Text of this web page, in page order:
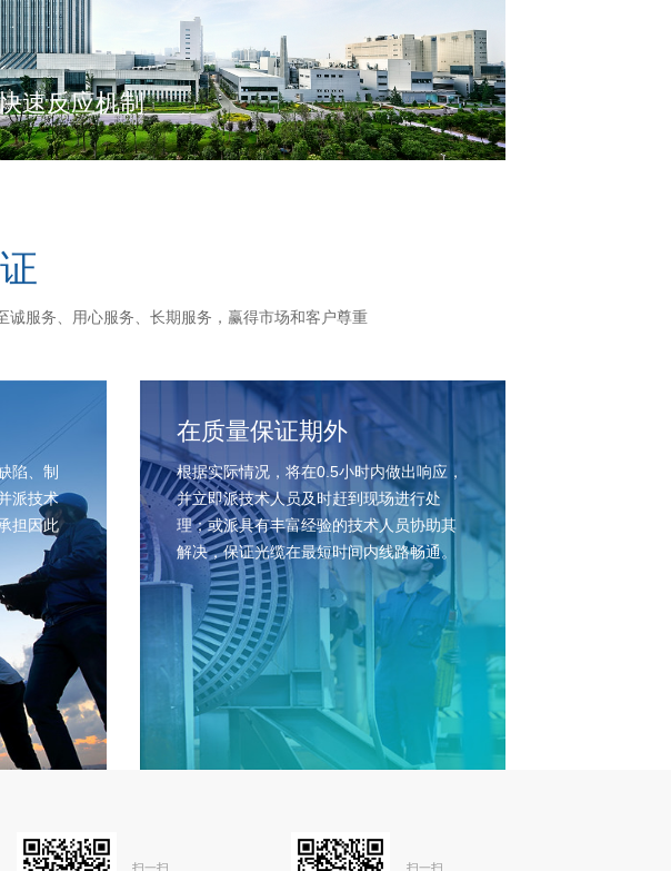
速反应机制
费上门服务：提供7*24小时技术支持，并能及时向客户提供各
所需的备品备件。
服务、用心服务、长期服务，赢得市场和客户尊重
陷、制
派技术
担因此
在质量保证期外
根据实际情况，将在0.5小时内做出响应，
并立即派技术人员及时赶到现场进行处
理；或派具有丰富经验的技术人员协助其
解决，保证光缆在最短时间内线路畅通。
扫一扫 扫一扫